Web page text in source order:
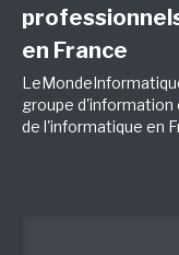
en France
groupe
de l'informatique en